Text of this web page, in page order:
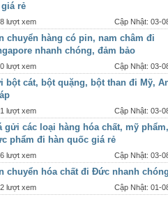
giá rẻ
lượt xem Cập Nhật: 03-
chuyển hàng có pin, nam châm đi
nhanh chóng, đảm bảo
lượt xem Cập Nhật: 03-
bột cát, bột quặng, bột than đi Mỹ,
lượt xem Cập Nhật: 03-
gửi các loại hàng hóa chất, mỹ phẩm,
phẩm đi hàn quốc giá rẻ
lượt xem Cập Nhật: 03-
chuyển hóa chất đi Đức nhanh chóng
lượt xem Cập Nhật: 01-